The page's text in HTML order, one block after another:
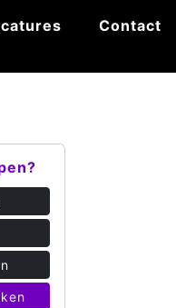
Contact